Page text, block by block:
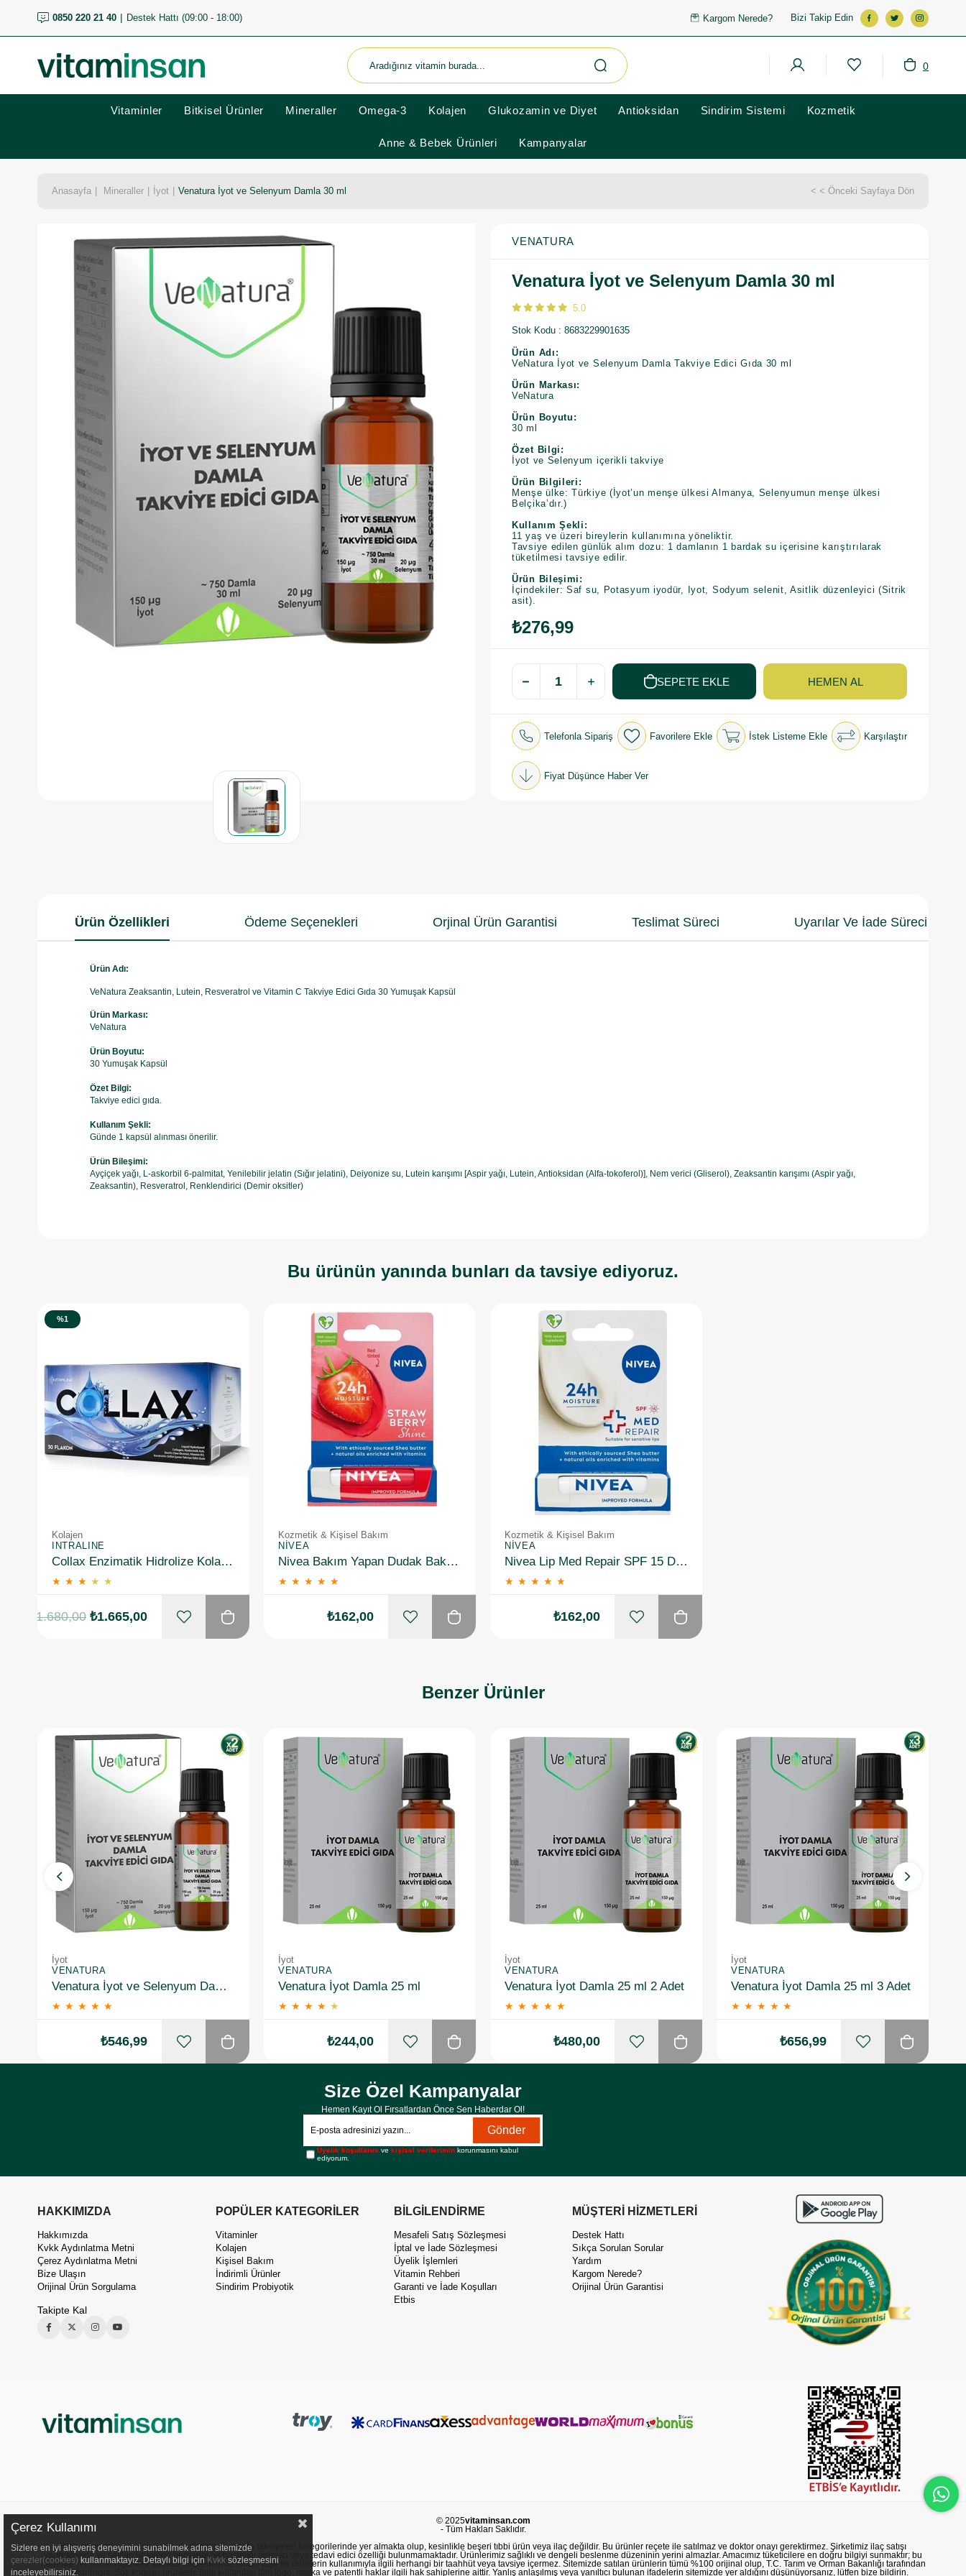
0850 220 21 40 Destek Hattı (09:00 - 18:00) Kargom Nerede? Bizi Takip Edin
0
Vitaminler Bitkisel Ürünler Mineraller Omega-3 Kolajen Glukozamin ve Diyet Antioksidan Sindirim Sistemi Kozmetik
Anne & Bebek Ürünleri Kampanyalar
Anasayfa Mineraller İyot Venatura İyot ve Selenyum Damla 30 ml < < Önceki Sayfaya Dön
VENATURA
Venatura İyot ve Selenyum Damla 30 ml
5.0
Stok Kodu 8683229901635
Ürün Adı:
VeNatura İyot ve Selenyum Damla Takviye Edici Gıda 30 ml
Ürün Markası:
VeNatura
Ürün Boyutu:
30 ml
Özet Bilgi:
İyot ve Selenyum içerikli takviye
Ürün Bilgileri:
Menşe ülke: Türkiye (İyot’un menşe ülkesi Almanya, Selenyumun menşe ülkesi
Belçika’dır.)
Kullanım Şekli:
11 yaş ve üzeri bireylerin kullanımına yöneliktir.
​Tavsiye edilen günlük alım dozu: 1 damlanın 1 bardak su içerisine karıştırılarak
tüketilmesi tavsiye edilir.
Ürün Bileşimi:
İçindekiler: Saf su, Potasyum iyodür, Iyot, Sodyum selenit, Asitlik düzenleyici (Sitrik
asit).
₺276,99
Telefonla Sipariş Favorilere Ekle İstek Listeme Ekle Karşılaştır
Fiyat Düşünce Haber Ver
Ürün Özellikleri Ödeme Seçenekleri Orjinal Ürün Garantisi Teslimat Süreci Uyarılar Ve İade Süreci
Ürün Adı:
VeNatura Zeaksantin, Lutein, Resveratrol ve Vitamin C Takviye Edici Gıda 30 Yumuşak Kapsül
Ürün Markası:
VeNatura
Ürün Boyutu:
30 Yumuşak Kapsül
Özet Bilgi:
Takviye edici gıda.
Kullanım Şekli:
Günde 1 kapsül alınması önerilir.
Ürün Bileşimi:
Ayçiçek yağı, L-askorbil 6-palmitat, Yenilebilir jelatin (Sığır jelatini), Deiyonize su, Lutein karışımı [Aspir yağı, Lutein, Antioksidan (Alfa-tokoferol)], Nem verici (Gliserol), Zeaksantin karışımı (Aspir yağı,
Zeaksantin), Resveratrol, Renklendirici (Demir oksitler)
Bu ürünün yanında bunları da tavsiye ediyoruz.
Kolajen
INTRALINE
Collax Enzimatik Hidrolize Kolajen 30 Flakon
★ ★ ★ ★ ★
%1
₺1.665,00
₺1.680,00
Kozmetik & Kişisel Bakım
NIVEA
Nivea Bakım Yapan Dudak Bakım Kremi Straw Berry 4,8 gr
★ ★ ★ ★ ★
₺162,00
Kozmetik & Kişisel Bakım
NIVEA
Nivea Lip Med Repair SPF 15 Dudak Bakım Kremi 4,8gr
★ ★ ★ ★ ★
₺162,00
Benzer Ürünler
İyot
VENATURA
Venatura İyot ve Selenyum Damla 30 ml 2 Adet
★ ★ ★ ★ ★
₺546,99
İyot
VENATURA
Venatura İyot Damla 25 ml
★ ★ ★ ★ ★
₺244,00
İyot
VENATURA
Venatura İyot Damla 25 ml 2 Adet
★ ★ ★ ★ ★
₺480,00
İyot
VENATURA
Venatura İyot Damla 25 ml 3 Adet
★ ★ ★ ★ ★
₺656,99
Size Özel Kampanyalar
Hemen Kayıt Ol Fırsatlardan Önce Sen Haberdar Ol!
Gönder
Üyelik koşullarını vekişisel verilerimin korunmasını kabul
ediyorum.
HAKKIMIZDA
Hakkımızda
Kvkk Aydınlatma Metni
Çerez Aydınlatma Metni
Bize Ulaşın
Orijinal Ürün Sorgulama
Takipte Kal
POPÜLER KATEGORİLER
Vitaminler
Kolajen
Kişisel Bakım
İndirimli Ürünler
Sindirim Probiyotik
BİLGİLENDİRME
Mesafeli Satış Sözleşmesi
İptal ve İade Sözleşmesi
Üyelik İşlemleri
Vitamin Rehberi
Garanti ve İade Koşulları
Etbis
MÜŞTERİ HİZMETLERİ
Destek Hattı
Sıkça Sorulan Sorular
Yardım
Kargom Nerede?
Orijinal Ürün Garantisi
© 2025vitaminsan.com
- Tüm Hakları Saklıdır.
Web sitemizde sunulan ürünler, vitaminler ve gıda takviyeleri kategorilerinde yer almakta olup, kesinlikle beşeri tıbbi ürün veya ilaç değildir. Bu ürünler reçete ile satılmaz ve doktor onayı gerektirmez. Şirketimiz ilaç satışı
yapmamakta ve satılan ürünlerin herhangi bir hastalığı önleyici veya tedavi edici özelliği bulunmamaktadır. Ürünlerimiz sağlıklı ve dengeli beslenme düzeninin yerini almazlar. Amacımız tüketicilere en doğru bilgiyi sunmaktır; bu
nedenle yer verilen içerikler sadece bilgilendirme amacı taşır ve ürünlerin kullanımıyla ilgili herhangi bir taahhüt veya tavsiye içermez. Sitemizde satılan ürünlerin tümü %100 orijinal olup, T.C. Tarım ve Orman Bakanlığı tarafından
onaylanmıştır. Söz konusu ürünlerle ilgili kullanılan tüm logo, marka ve patentli haklar ilgili hak sahiplerine aittir. Yanlış anlaşılmış veya yanıltıcı bulunan ifadelerin sitemizde yer aldığını düşünüyorsanız, lütfen bize bildirin.
Çerez Kullanımı
Sizlere en iyi alışveriş deneyimini sunabilmek adına sitemizde
çerezler(cookies) kullanmaktayız. Detaylı bilgi için Kvkk sözleşmesini
inceleyebilirsiniz.